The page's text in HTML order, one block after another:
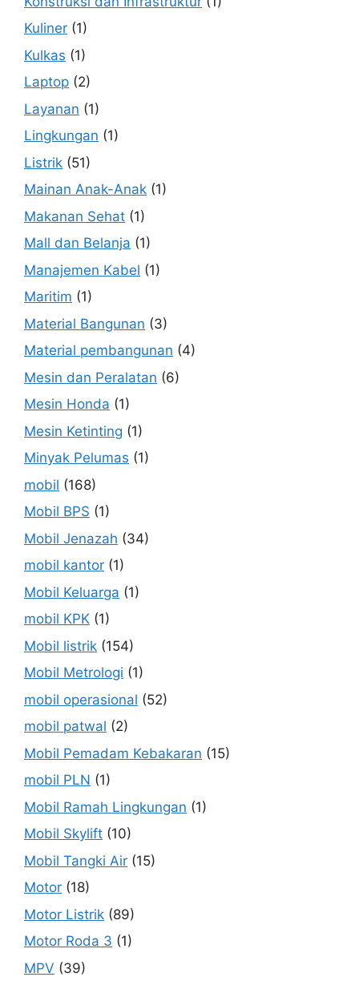
Kuliner (1)
Kulkas (1)
Laptop (2)
Layanan (1)
Lingkungan (1)
Listrik (51)
Mainan Anak-Anak (1)
Makanan Sehat (1)
Mall dan Belanja (1)
Manajemen Kabel (1)
Maritim (1)
Material Bangunan (3)
Material pembangunan (4)
Mesin dan Peralatan (6)
Mesin Honda (1)
Mesin Ketinting (1)
Minyak Pelumas (1)
mobil (168)
Mobil BPS (1)
Mobil Jenazah (34)
mobil kantor (1)
Mobil Keluarga (1)
mobil KPK (1)
Mobil listrik (154)
Mobil Metrologi (1)
mobil operasional (52)
mobil patwal (2)
Mobil Pemadam Kebakaran (15)
mobil PLN (1)
Mobil Ramah Lingkungan (1)
Mobil Skylift (10)
Mobil Tangki Air (15)
Motor (18)
Motor Listrik (89)
Motor Roda 3 (1)
MPV (39)